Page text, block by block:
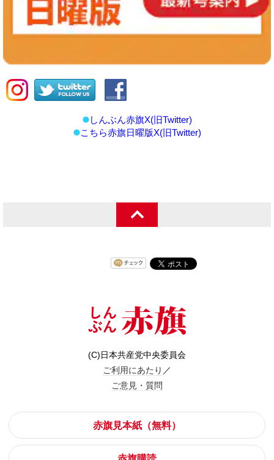
しんぶん赤旗X(旧Twitter)
こちら赤旗日曜版X(旧Twitter)
(C)日本共産党中央委員会
ご利用にあたり ／
ご意見・質問
赤旗見本紙（無料）